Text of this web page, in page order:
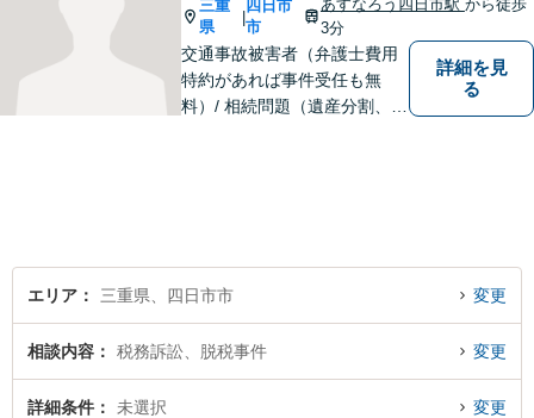
ぞご連絡ください。
三重
県
|
四日市
市
あすなろう四日市駅 から徒歩
3分
交通事故被害者（弁護士費用
特約があれば事件受任も無
料）/ 相続問題（遺産分割、遺
詳細を見
る
エリア 三重県、四日市市 変更
相談内容 税務訴訟、脱税事件 変更
詳細条件 未選択 変更